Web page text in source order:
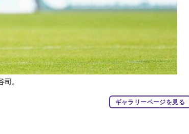
。
ギャラリーページを見る